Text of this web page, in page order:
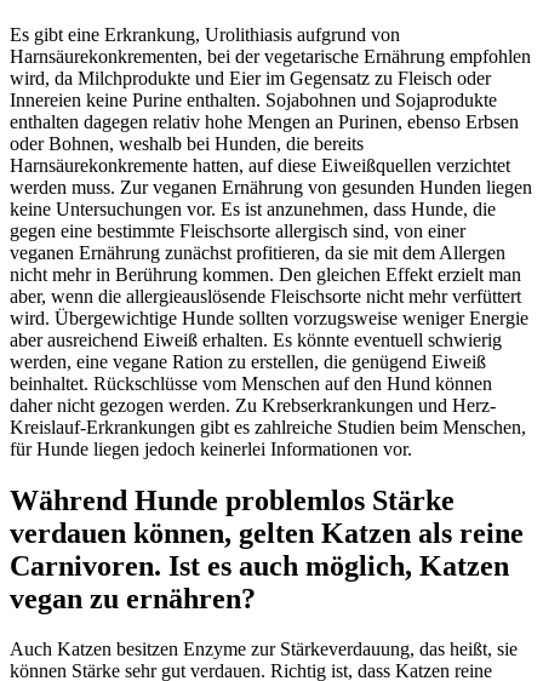
Es gibt eine Erkrankung, Urolithiasis aufgrund von
Harnsäurekonkrementen, bei der vegetarische Ernährung empfohlen
wird, da Milchprodukte und Eier im Gegensatz zu Fleisch oder
Innereien keine Purine enthalten. Sojabohnen und Sojaprodukte
enthalten dagegen relativ hohe Mengen an Purinen, ebenso Erbsen
oder Bohnen, weshalb bei Hunden, die bereits
Harnsäurekonkremente hatten, auf diese Eiweißquellen verzichtet
werden muss. Zur veganen Ernährung von gesunden Hunden liegen
keine Untersuchungen vor. Es ist anzunehmen, dass Hunde, die
gegen eine bestimmte Fleischsorte allergisch sind, von einer
veganen Ernährung zunächst profitieren, da sie mit dem Allergen
nicht mehr in Berührung kommen. Den gleichen Effekt erzielt man
aber, wenn die allergieauslösende Fleischsorte nicht mehr verfüttert
wird. Übergewichtige Hunde sollten vorzugsweise weniger Energie
aber ausreichend Eiweiß erhalten. Es könnte eventuell schwierig
werden, eine vegane Ration zu erstellen, die genügend Eiweiß
beinhaltet. Rückschlüsse vom Menschen auf den Hund können
daher nicht gezogen werden. Zu Krebserkrankungen und Herz-
Kreislauf-Erkrankungen gibt es zahlreiche Studien beim Menschen,
für Hunde liegen jedoch keinerlei Informationen vor.
Während Hunde problemlos Stärke
verdauen können, gelten Katzen als reine
Carnivoren. Ist es auch möglich, Katzen
vegan zu ernähren?
Auch Katzen besitzen Enzyme zur Stärkeverdauung, das heißt, sie
können Stärke sehr gut verdauen. Richtig ist, dass Katzen reine